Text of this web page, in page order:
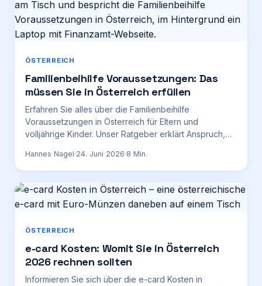
ÖSTERREICH
Familienbeihilfe Voraussetzungen: Das
müssen Sie in Österreich erfüllen
Erfahren Sie alles über die Familienbeihilfe
Voraussetzungen in Österreich für Eltern und
volljährige Kinder. Unser Ratgeber erklärt Anspruch,
Hannes Nagel·24. Juni 2026·8 Min.
ÖSTERREICH
e-card Kosten: Womit Sie in Österreich
2026 rechnen sollten
Informieren Sie sich über die e-card Kosten in